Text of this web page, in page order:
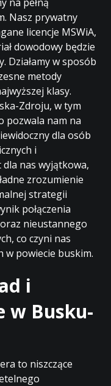
Nasz prywatny
licencje MSWiA,
dowodowy będzie
Działamy w sposób
metody
klasy.
Zdroju, w tym
pozwala nam na
dla osób
i
nas wyjątkowa,
zrozumienie
strategii
połączenia
nieustannego
co czyni nas
w powiecie buskim.
i
w Busku-
to niszczące